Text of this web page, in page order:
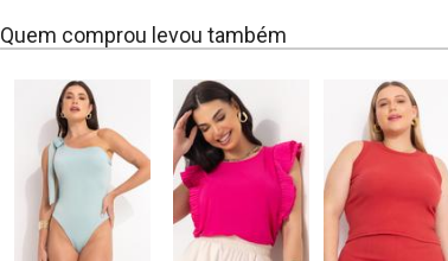
Quem comprou levou também